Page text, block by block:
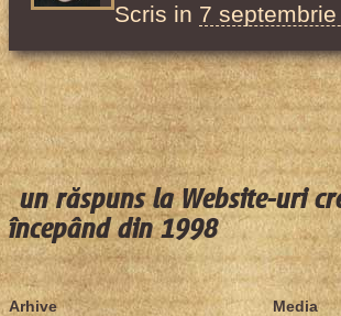
Scris in 7
un răspuns la Website-uri
începând din 1998
Arhive Media